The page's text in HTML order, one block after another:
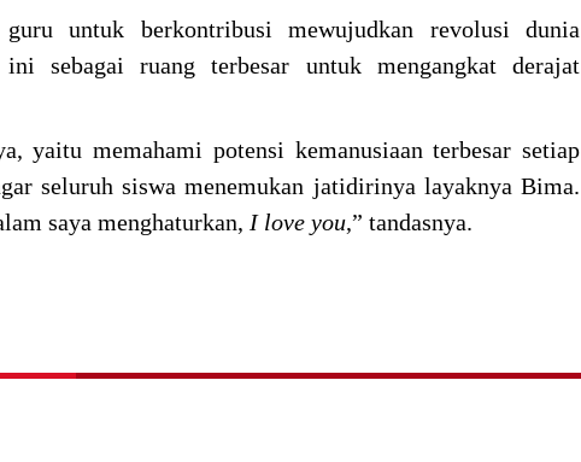
untuk berkontribusi mewujudkan revolusi dunia
sebagai ruang terbesar untuk mengangkat derajat
yaitu memahami potensi kemanusiaan terbesar setiap
seluruh siswa menemukan jatidirinya layaknya Bima.
saya menghaturkan, I love you,” tandasnya.